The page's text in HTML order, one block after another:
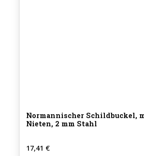
Normannischer Schildbuckel,
Nieten, 2 mm Stahl
Regulärer Preis:
17,41 €